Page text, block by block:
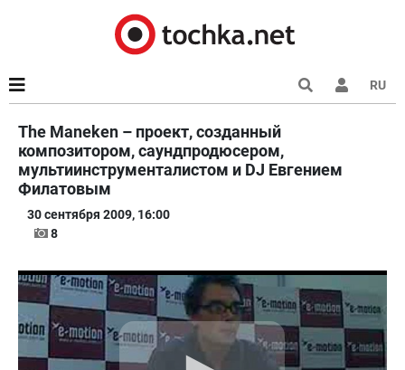
RU
The Maneken – проект, созданный
композитором, саундпродюсером,
мультиинструменталистом и DJ Евгением
Филатовым
30 сентября 2009, 16:00
8